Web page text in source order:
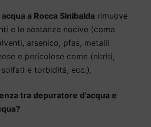
a Rocca Sinibalda rimuove
e le sostanze nocive (come
arsenico, pfas, metalli
e pericolose come (nitriti,
e torbidità, ecc.),
tra depuratore d’acqua e